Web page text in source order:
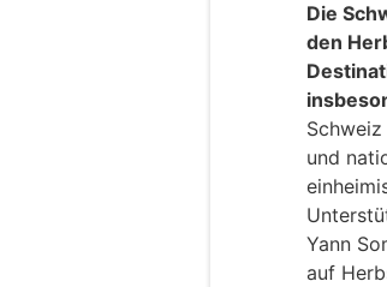
Die
den
und
Yann
auf